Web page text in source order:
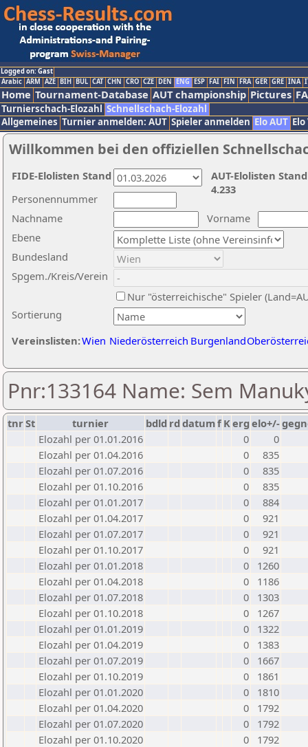
Logged on: Gast
Arabic ARM AZE BIH BUL CAT CHN CRO CZE DEN ENG ESP FAI FIN FRA GER GRE INA
Home Tournament-Database AUT championship Pictures
Turnierschach-Elozahl Schnellschach-Elozahl
Allgemeines Turnier anmelden: AUT Spieler anmelden Elo AUT
Willkommen bei den offiziellen
Nachname
Vorname
Ebene
Sortierung
Personennummer
Bundesland
Spgem./Kreis/Verein
Nur "österreichische" Spieler
Vereinslisten:Wien Niederösterreich Burgenland
AUT-Elolisten
4.233
FIDE-Elolisten Stand
Pnr:133164 Name: Sem
tnrSt turnier bdld rd datumf Kerg elo+/-
Elozahl per 01.01.2016
0
0
Elozahl per 01.04.2016
0
835
Elozahl per 01.07.2016
0
835
Elozahl per 01.10.2016
0
835
Elozahl per 01.01.2017
0
884
Elozahl per 01.04.2017
0
921
Elozahl per 01.07.2017
0
921
Elozahl per 01.10.2017
0
921
Elozahl per 01.01.2018
0
1260
Elozahl per 01.04.2018
0
1186
Elozahl per 01.07.2018
0
1303
Elozahl per 01.10.2018
0
1267
Elozahl per 01.01.2019
0
1322
Elozahl per 01.04.2019
0
1383
Elozahl per 01.07.2019
0
1667
Elozahl per 01.10.2019
0
1861
Elozahl per 01.01.2020
0
1810
Elozahl per 01.04.2020
0
1792
Elozahl per 01.07.2020
0
1792
Elozahl per 01.10.2020
0
1792